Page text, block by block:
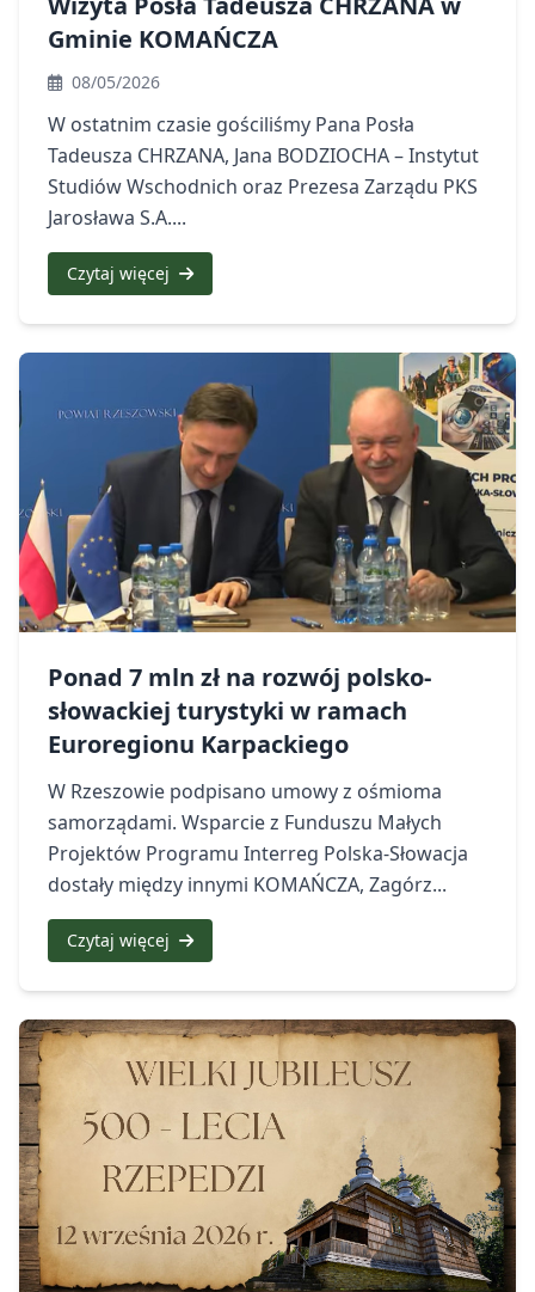
Gminie KOMAŃCZA
08/05/2026
W ostatnim czasie gościliśmy Pana Posła
Tadeusza CHRZANA, Jana BODZIOCHA – Instytut
Studiów Wschodnich oraz Prezesa Zarządu PKS
Jarosława S.A....
Czytaj więcej
Ponad 7 mln zł na rozwój polsko-
słowackiej turystyki w ramach
Euroregionu Karpackiego
W Rzeszowie podpisano umowy z ośmioma
samorządami. Wsparcie z Funduszu Małych
Projektów Programu Interreg Polska-Słowacja
dostały między innymi KOMAŃCZA, Zagórz...
Czytaj więcej